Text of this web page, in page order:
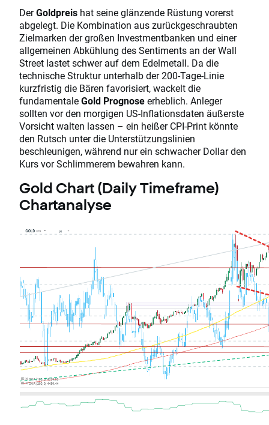
DerGoldpreis hat seine glänzende Rüstung vorerst
abgelegt. Die Kombination aus zurückgeschraubten
Zielmarken der großen Investmentbanken und einer
allgemeinen Abkühlung des Sentiments an der Wall
Street lastet schwer auf dem Edelmetall. Da die
technische Struktur unterhalb der 200-Tage-Linie
kurzfristig die Bären favorisiert, wackelt die
fundamentaleGold Prognoseerheblich. Anleger
sollten vor den morgigen US-Inflationsdaten äußerste
Vorsicht walten lassen – ein heißer CPI-Print könnte
den Rutsch unter die Unterstützungslinien
beschleunigen, während nur ein schwacher Dollar den
Kurs vor Schlimmerem bewahren kann.
Gold Chart (Daily Timeframe)
Chartanalyse